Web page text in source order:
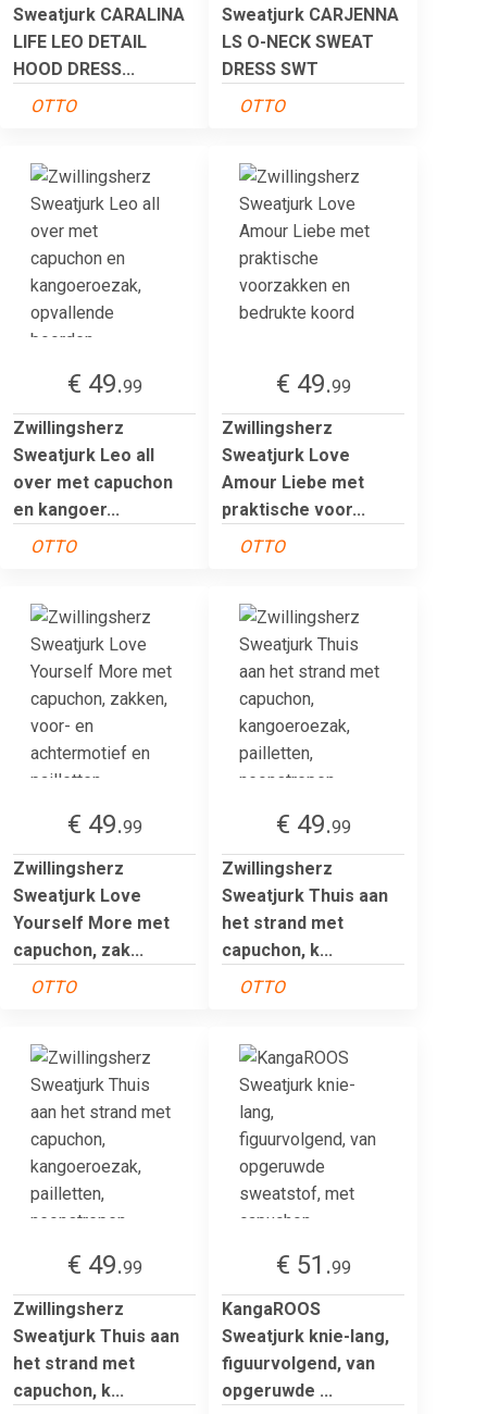
Sweatjurk CARALINA
LIFE LEO DETAIL
HOOD DRESS...
OTTO
Sweatjurk CARJENNA
LS O-NECK SWEAT
DRESS SWT
OTTO
€ 49.99
Zwillingsherz
Sweatjurk Leo all
over met capuchon
en kangoer...
OTTO
€ 49.99
Zwillingsherz
Sweatjurk Love
Amour Liebe met
praktische voor...
OTTO
€ 49.99
Zwillingsherz
Sweatjurk Love
Yourself More met
capuchon, zak...
OTTO
€ 49.99
Zwillingsherz
Sweatjurk Thuis aan
het strand met
capuchon, k...
OTTO
€ 49.99
Zwillingsherz
Sweatjurk Thuis aan
het strand met
capuchon, k...
€ 51.99
KangaROOS
Sweatjurk knie-lang,
figuurvolgend, van
opgeruwde ...